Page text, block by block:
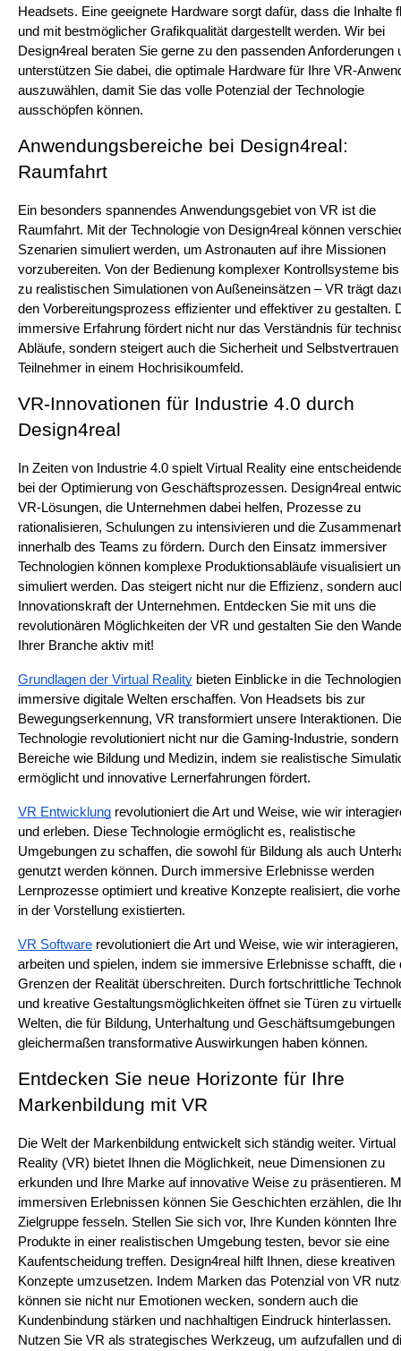
Headsets. Eine geeignete Hardware sorgt dafür, dass die Inhalte
und mit bestmöglicher Grafikqualität dargestellt werden. Wir bei
Design4real beraten Sie gerne zu den passenden Anforderungen
unterstützen Sie dabei, die optimale Hardware für Ihre VR-
auszuwählen, damit Sie das volle Potenzial der Technologie
ausschöpfen können.
Anwendungsbereiche bei Design4real:
Raumfahrt
Ein besonders spannendes Anwendungsgebiet von VR ist die
Raumfahrt. Mit der Technologie von Design4real können
Szenarien simuliert werden, um Astronauten auf ihre Missionen
vorzubereiten. Von der Bedienung komplexer Kontrollsysteme
zu realistischen Simulationen von Außeneinsätzen – VR trägt
den Vorbereitungsprozess effizienter und effektiver zu gestalten.
immersive Erfahrung fördert nicht nur das Verständnis für
Abläufe, sondern steigert auch die Sicherheit und Selbstvertrauen
Teilnehmer in einem Hochrisikoumfeld.
VR-Innovationen für Industrie 4.0 durch
Design4real
In Zeiten von Industrie 4.0 spielt Virtual Reality eine
bei der Optimierung von Geschäftsprozessen. Design4real
VR-Lösungen, die Unternehmen dabei helfen, Prozesse zu
rationalisieren, Schulungen zu intensivieren und die
innerhalb des Teams zu fördern. Durch den Einsatz immersiver
Technologien können komplexe Produktionsabläufe visualisiert
simuliert werden. Das steigert nicht nur die Effizienz, sondern
Innovationskraft der Unternehmen. Entdecken Sie mit uns die
revolutionären Möglichkeiten der VR und gestalten Sie den
Ihrer Branche aktiv mit!
Grundlagen der Virtual Reality bieten Einblicke in die
immersive digitale Welten erschaffen. Von Headsets bis zur
Bewegungserkennung, VR transformiert unsere Interaktionen.
Technologie revolutioniert nicht nur die Gaming-Industrie,
Bereiche wie Bildung und Medizin, indem sie realistische
ermöglicht und innovative Lernerfahrungen fördert.
VR Entwicklung revolutioniert die Art und Weise, wie wir
und erleben. Diese Technologie ermöglicht es, realistische
Umgebungen zu schaffen, die sowohl für Bildung als auch
genutzt werden können. Durch immersive Erlebnisse werden
Lernprozesse optimiert und kreative Konzepte realisiert, die
in der Vorstellung existierten.
VR Software revolutioniert die Art und Weise, wie wir interagieren,
arbeiten und spielen, indem sie immersive Erlebnisse schafft, die
Grenzen der Realität überschreiten. Durch fortschrittliche
und kreative Gestaltungsmöglichkeiten öffnet sie Türen zu
Welten, die für Bildung, Unterhaltung und Geschäftsumgebungen
gleichermaßen transformative Auswirkungen haben können.
Entdecken Sie neue Horizonte für Ihre
Markenbildung mit VR
Die Welt der Markenbildung entwickelt sich ständig weiter. Virtual
Reality (VR) bietet Ihnen die Möglichkeit, neue Dimensionen zu
erkunden und Ihre Marke auf innovative Weise zu präsentieren.
immersiven Erlebnissen können Sie Geschichten erzählen, die
Zielgruppe fesseln. Stellen Sie sich vor, Ihre Kunden könnten Ihre
Produkte in einer realistischen Umgebung testen, bevor sie eine
Kaufentscheidung treffen. Design4real hilft Ihnen, diese kreativen
Konzepte umzusetzen. Indem Marken das Potenzial von VR
können sie nicht nur Emotionen wecken, sondern auch die
Kundenbindung stärken und nachhaltigen Eindruck hinterlassen.
Nutzen Sie VR als strategisches Werkzeug, um aufzufallen und